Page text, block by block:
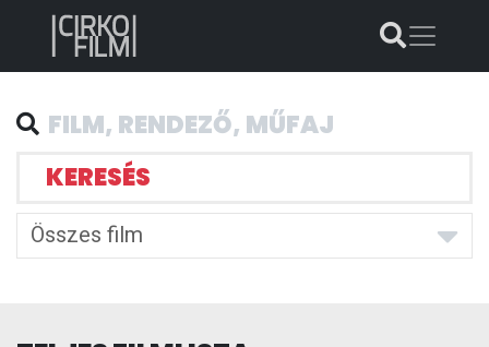
KERESÉS
Összes film